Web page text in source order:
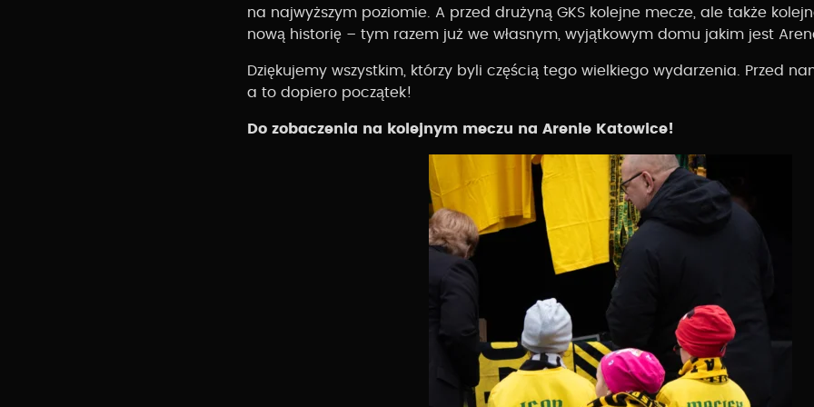
na najwyższym poziomie. A przed drużyną GKS kolejne mecze, ale także
nową historię – tym razem już we własnym, wyjątkowym domu jakim jest
Dziękujemy wszystkim, którzy byli częścią tego wielkiego wydarzenia. Przed
a to dopiero początek!
Do zobaczenia na kolejnym meczu na Arenie Katowice!